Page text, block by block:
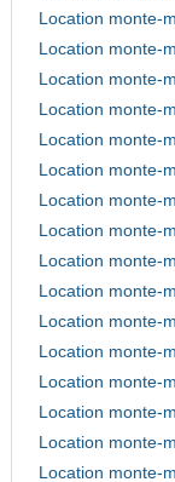
Location monte-
Location monte-
Location monte-
Location monte-
Location monte-
Location monte-
Location monte-
Location monte-
Location monte-
Location monte-
Location monte-
Location monte-
Location monte-
Location monte-
Location monte-
Location monte-